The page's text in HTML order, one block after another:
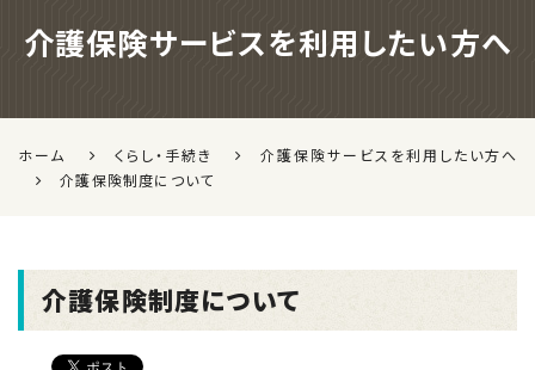
介護保険サービスを利用したい方へ
ホーム くらし・手続き
介護保険サービスを利用したい方へ
介護保険制度について
介護保険制度について